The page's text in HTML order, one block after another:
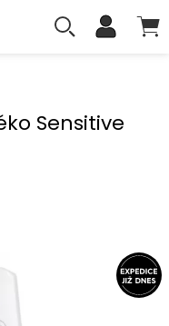
Sensitive